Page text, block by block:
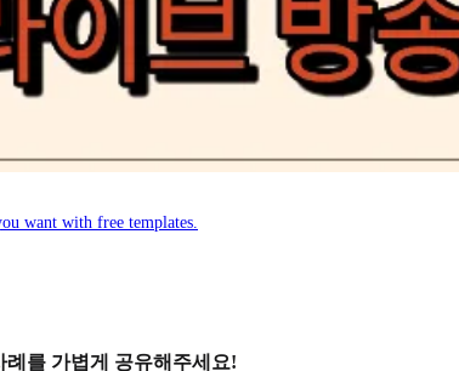
want with free templates.
를 가볍게 공유해주세요!